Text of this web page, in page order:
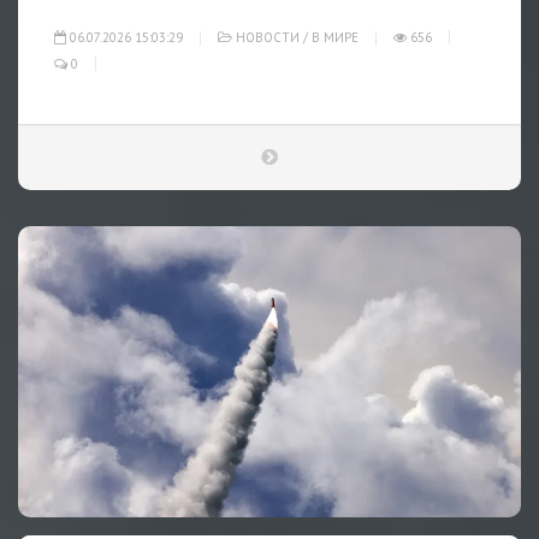
06.07.2026 15:03:29 НОВОСТИ / В МИРЕ
656
0